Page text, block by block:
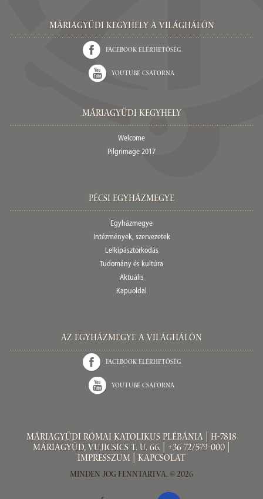
Máriagyűdi Kegyhely a világhálón
Facebook elérhetőség
Youtube csatorna
Máriagyűdi Kegyhely
Welcome
Pilgrimage 2017
Pécsi egyházmegye
Egyházmegye
Intézmények, szervezetek
Lelkipásztorkodás
Tudomány és kultúra
Aktuális
Kapuoldal
Az Egyházmegye a világhálón
Facebook elérhetőség
Youtube csatorna
Máriagyűdi Római Katolikus Plébánia | H-7818
Máriagyűd, Vujicsics T. u. 66. | +36 72/579-000 |
Impresszum
Kapcsolat
Minden jog fenntartva. © 2026